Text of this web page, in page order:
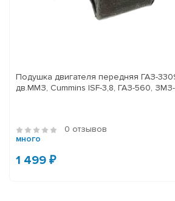
Подушка двигателя передняя ГАЗ-
дв.ММЗ, Cummins ISF-3,8, ГАЗ-560,
0 отзывов
много
1 499 ₽